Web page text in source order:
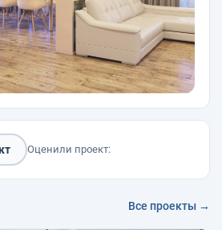
Оценили проект:
Все проекты →